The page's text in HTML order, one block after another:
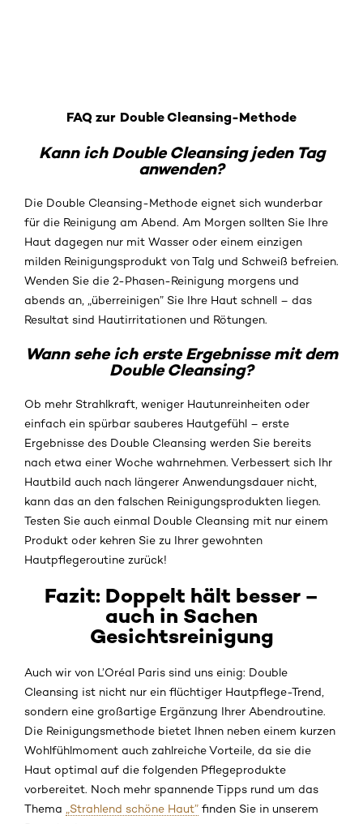
FAQ zur Double Cleansing-Methode
Kann ich Double Cleansing jeden Tag
anwenden?
Die Double Cleansing-Methode eignet sich wunderbar
für die Reinigung am Abend. Am Morgen sollten Sie Ihre
Haut dagegen nur mit Wasser oder einem einzigen
milden Reinigungsprodukt von Talg und Schweiß befreien.
Wenden Sie die 2-Phasen-Reinigung morgens und
abends an, „überreinigen” Sie Ihre Haut schnell – das
Resultat sind Hautirritationen und Rötungen.
Wann sehe ich erste Ergebnisse mit dem
Double Cleansing?
Ob mehr Strahlkraft, weniger Hautunreinheiten oder
einfach ein spürbar sauberes Hautgefühl – erste
Ergebnisse des Double Cleansing werden Sie bereits
nach etwa einer Woche wahrnehmen. Verbessert sich Ihr
Hautbild auch nach längerer Anwendungsdauer nicht,
kann das an den falschen Reinigungsprodukten liegen.
Testen Sie auch einmal Double Cleansing mit nur einem
Produkt oder kehren Sie zu Ihrer gewohnten
Hautpflegeroutine zurück!
Fazit: Doppelt hält besser –
auch in Sachen
Gesichtsreinigung
Auch wir von L’Oréal Paris sind uns einig: Double
Cleansing ist nicht nur ein flüchtiger Hautpflege-Trend,
sondern eine großartige Ergänzung Ihrer Abendroutine.
Die Reinigungsmethode bietet Ihnen neben einem kurzen
Wohlfühlmoment auch zahlreiche Vorteile, da sie die
Haut optimal auf die folgenden Pflegeprodukte
vorbereitet. Noch mehr spannende Tipps rund um das
Thema
„Strahlend schöne Haut” finden Sie in unserem